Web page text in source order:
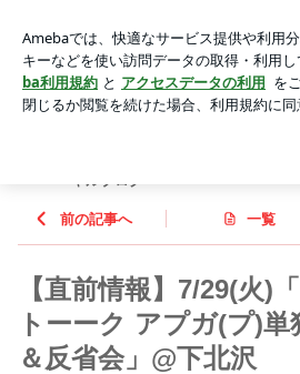
ライブ祝勝会＆反省会」@下北沢 |
ロレス）オフィシャルブログ
アプリをダウンロードして ブログの更新
ょう。
ャルブログ
前の記事へ 一覧
【直前情報】7/29(火)
トーーク アプガ(プ)
＆反省会」@下北沢